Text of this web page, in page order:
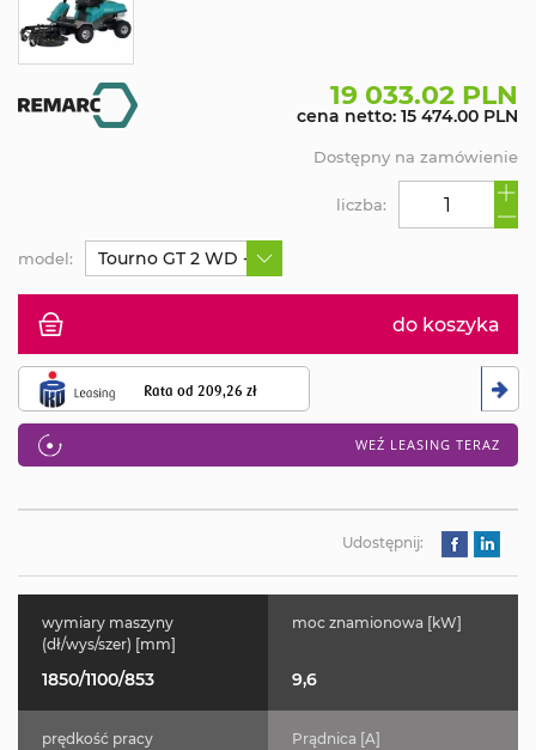
19 033.02 PLN
cena netto: 15 474.00 PLN
do koszyka
Rata od 209,26 zł
WEŹ LEASING TERAZ
liczba:
Dostępny na zamówienie
model: Tourno GT 2 WD - napęd na przednie koła
Udostępnij:
wymiary maszyny
(dł/wys/szer) [mm]
1850/1100/853
moc znamionowa [kW]
9,6
prędkość pracy Prądnica [A]